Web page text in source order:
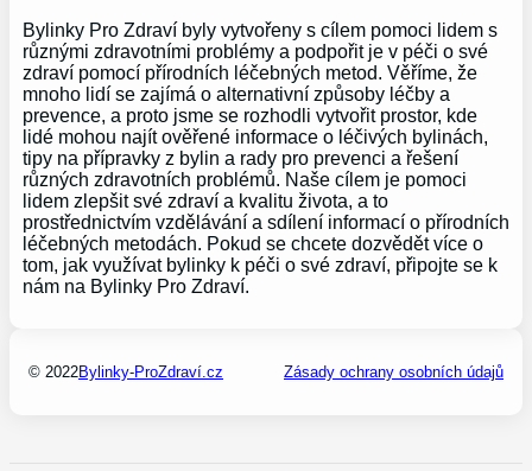
Bylinky Pro Zdraví byly vytvořeny s cílem pomoci lidem s
různými zdravotními problémy a podpořit je v péči o své
zdraví pomocí přírodních léčebných metod. Věříme, že
mnoho lidí se zajímá o alternativní způsoby léčby a
prevence, a proto jsme se rozhodli vytvořit prostor, kde
lidé mohou najít ověřené informace o léčivých bylinách,
tipy na přípravky z bylin a rady pro prevenci a řešení
různých zdravotních problémů. Naše cílem je pomoci
lidem zlepšit své zdraví a kvalitu života, a to
prostřednictvím vzdělávání a sdílení informací o přírodních
léčebných metodách. Pokud se chcete dozvědět více o
tom, jak využívat bylinky k péči o své zdraví, připojte se k
nám na Bylinky Pro Zdraví.
© 2022Bylinky-ProZdraví.cz Zásady ochrany osobních údajů